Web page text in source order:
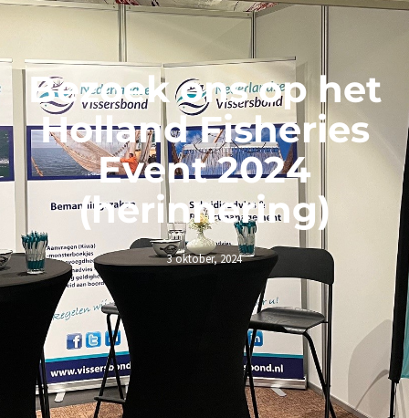
Bezoek ons op het
Holland Fisheries
Event 2024
(herinnering)
3 oktober, 2024